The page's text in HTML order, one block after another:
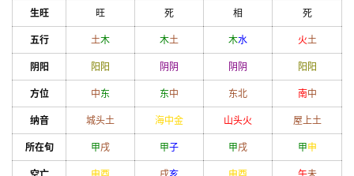
生旺 旺 死 相 死
五行 土木 木土 木水 火土
阴阳 阳 阳 阴 阴 阴 阴 阳 阳
方位 中东 东中 东北 南中
纳音 城头土 海中金 山头火 屋上土
所在旬 甲戌 甲子 甲戌 甲申